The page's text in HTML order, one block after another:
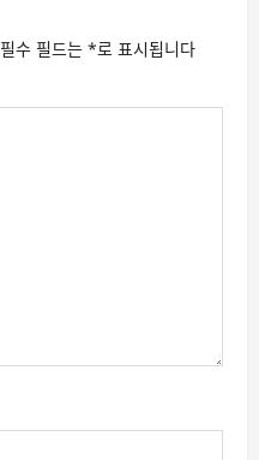
필수 필드는 *로 표시됩니다